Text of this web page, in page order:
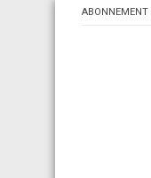
ABONNEMENT